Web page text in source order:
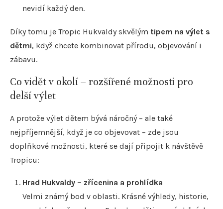
nevidí každý den.
Díky tomu je Tropic Hukvaldy skvělým tipem na výlet s
dětmi, když chcete kombinovat přírodu, objevování i
zábavu.
Co vidět v okolí – rozšířené možnosti pro
delší výlet
A protože výlet dětem bývá náročný – ale také
nejpříjemnější, když je co objevovat – zde jsou
doplňkové možnosti, které se dají připojit k návštěvě
Tropicu:
Hrad Hukvaldy – zřícenina a prohlídka
Velmi známý bod v oblasti. Krásné výhledy, historie,